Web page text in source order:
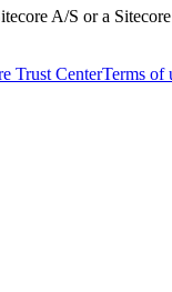
A/S or a
Trust CenterTerms of